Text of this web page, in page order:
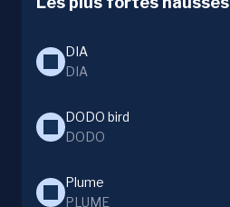
DIA
DIA
DODO bird
DODO
Plume
PLUME